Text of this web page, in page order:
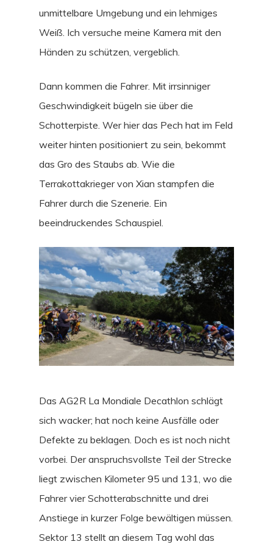
unmittelbare Umgebung und ein lehmiges
Weiß. Ich versuche meine Kamera mit den
Händen zu schützen, vergeblich.
Dann kommen die Fahrer. Mit irrsinniger
Geschwindigkeit bügeln sie über die
Schotterpiste. Wer hier das Pech hat im Feld
weiter hinten positioniert zu sein, bekommt
das Gro des Staubs ab. Wie die
Terrakottakrieger von Xian stampfen die
Fahrer durch die Szenerie. Ein
beeindruckendes Schauspiel.
Das AG2R La Mondiale Decathlon schlägt
sich wacker; hat noch keine Ausfälle oder
Defekte zu beklagen. Doch es ist noch nicht
vorbei. Der anspruchsvollste Teil der Strecke
liegt zwischen Kilometer 95 und 131, wo die
Fahrer vier Schotterabschnitte und drei
Anstiege in kurzer Folge bewältigen müssen.
Sektor 13 stellt an diesem Tag wohl das